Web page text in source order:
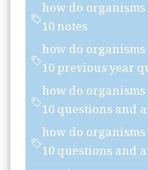
how do
10 notes
how do
10 previous year
how do
10 questions and
how do
10 questions and